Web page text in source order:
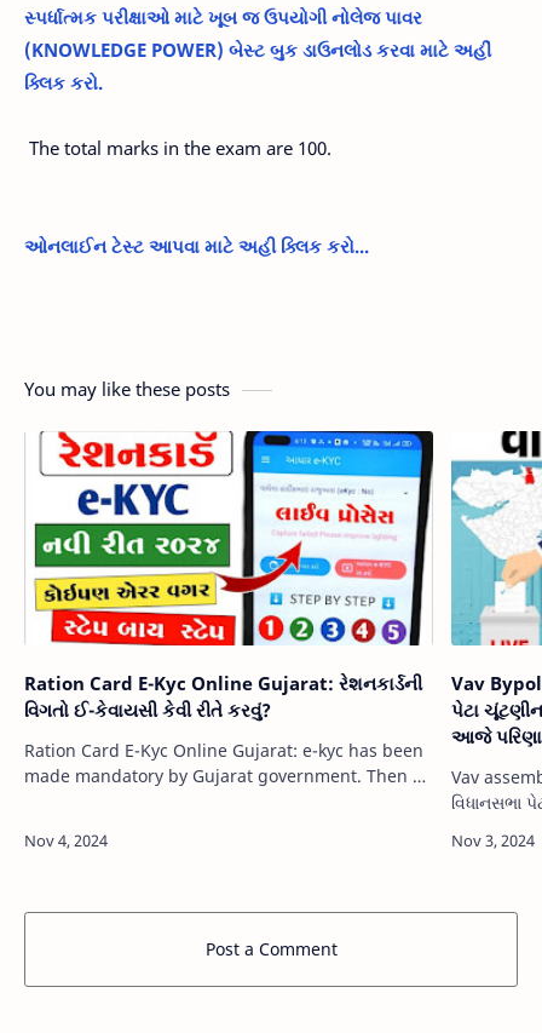
સ્પર્ધાત્મક પરીક્ષાઓ માટે ખૂબ જ ઉપયોગી નોલેજ પાવર
(KNOWLEDGE POWER) બેસ્ટ બુક ડાઉનલોડ કરવા માટે અહીં
ક્લિક કરો.
The total marks in the exam are 100.
ઓનલાઈન ટેસ્ટ આપવા માટે અહી ક્લિક કરો...
You may like these posts
Ration Card E-Kyc Online Gujarat: રેશનકાર્ડની
વિગતો ઈ-કેવાયસી કેવી રીતે કરવું?
Ration Card E-Kyc Online Gujarat: e-kyc has been
made mandatory by Gujarat government. Then all
Vav
પેટા
આજે
Vav
વિધાનસભા
તાજા અપડેટ
Post a Comment